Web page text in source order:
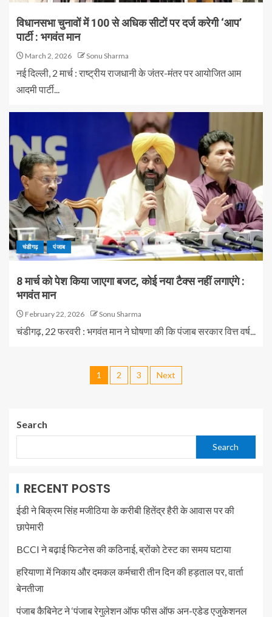
विधानसभा चुनावों में 100 से अधिक सीटों पर दर्ज करेगी ‘आप’
पार्टी : भगवंत मान
March 2, 2026 Sonu Sharma
नई दिल्ली, 2 मार्च : राष्ट्रीय राजधानी के जंतर-मंतर पर आयोजित आम
आदमी पार्टी...
चंडीगढ़ पंजाब
8 मार्च को पेश किया जाएगा बजट, कोई नया टैक्स नहीं लगाएंगे :
भगवंत मान
February 22, 2026 Sonu Sharma
चंडीगढ़, 22 फरवरी : भगवंत मान ने घोषणा की कि पंजाब सरकार वित्त वर्ष...
1 2 3 Next
Search
Search
RECENT POSTS
ईडी ने बिक्रम सिंह मजीठिया के करीबी हितेंद्र हैरी के आवास पर की
छापेमारी
BCCI ने बढ़ाई फिटनेस की कठिनाई, ब्रोंको टेस्ट का समय घटाया
हरियाणा में निकाय और दमकल कर्मचारी तीन दिन की हड़ताल पर, वार्ता
बेनतीजा
पंजाब कैबिनेट ने ‘पंजाब रेगुलेशन ऑफ फीस ऑफ अन-एडेड एजुकेशनल